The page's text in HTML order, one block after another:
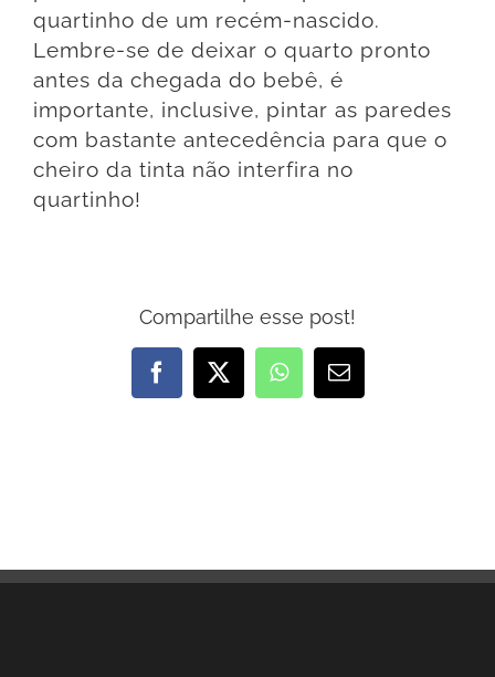
quartinho de um recém-nascido.
Lembre-se de deixar o quarto pronto
antes da chegada do bebê, é
importante, inclusive, pintar as paredes
com bastante antecedência para que o
cheiro da tinta não interfira no
quartinho!
Compartilhe esse post!
Facebook
X WhatsApp
E-
mail